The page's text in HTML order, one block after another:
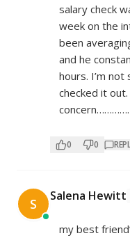
salary check
week on the
been
and he
hours. I’m
checked it
0 0
S Salena Hewitt
my best